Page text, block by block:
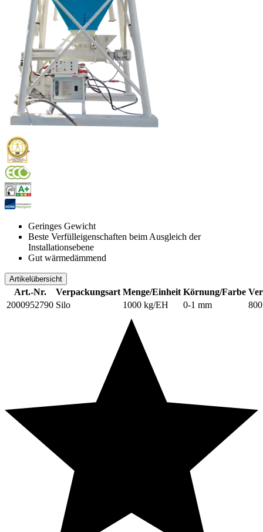
Geringes Gewicht
Beste Verfülleigenschaften beim Ausgleich der
Installationsebene
Gut wärmedämmend
Artikelübersicht
Art.-Nr. Verpackungsart Menge/Einheit Körnung/Farbe
2000952790 Silo 1000 kg/EH 0-1 mm